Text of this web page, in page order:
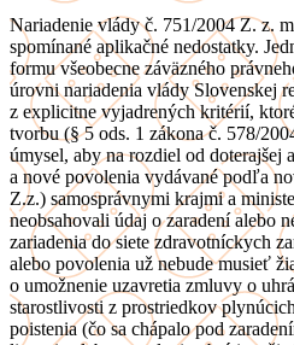
Nariadenie vlády č. 751/2004 Z. z.
spomínané aplikačné nedostatky.
formu všeobecne záväzného
úrovni nariadenia vlády Slovenskej
z explicitne vyjadrených kritérií,
tvorbu (§ 5 ods. 1 zákona č. 578/
úmysel, aby na rozdiel od doterajšej
a nové povolenia vydávané podľa
Z.z.) samosprávnymi krajmi a
neobsahovali údaj o zaradení alebo
zariadenia do siete zdravotníckych
alebo povolenia už nebude musieť
o umožnenie uzavretia zmluvy o
starostlivosti z prostriedkov
poistenia (čo sa chápalo pod